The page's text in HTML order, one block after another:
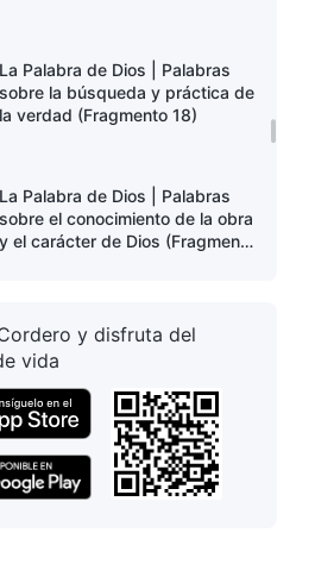
La Palabra de Dios | Palabras
sobre la búsqueda y práctica de
la verdad (Fragmento 18)
La Palabra de Dios | Palabras
sobre el conocimiento de la obra
y el carácter de Dios (Fragmento
La Palabra de Dios | Palabras
sobre el conocimiento de la obra
y el carácter de Dios (Fragmento
20)
La Palabra de Dios | Palabras
sobre el conocimiento de la obra
y el carácter de Dios (Fragmento
y disfruta del
vida